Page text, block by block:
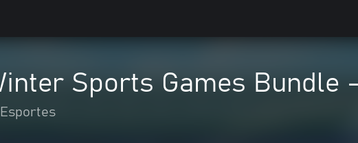
Sports Games Bundle
Esportes